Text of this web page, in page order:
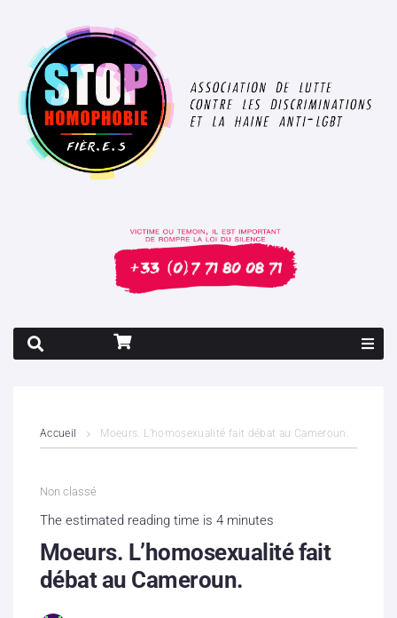
Nous soutenir
Boutique
Accueil Moeurs. L’homosexualité fait débat au Cameroun.
Non classé
The estimated reading time is 4 minutes
Moeurs. L’homosexualité fait
débat au Cameroun.